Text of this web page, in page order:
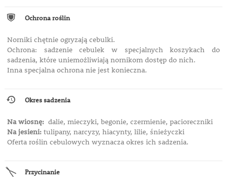
Ochrona roślin
Norniki chętnie ogryzają cebulki.
Ochrona: sadzenie cebulek w specjalnych koszykach do
sadzenia, które uniemożliwiają nornikom dostęp do nich.
Inna specjalna ochrona nie jest konieczna.
Okres sadzenia
Na wiosnę:dalie, mieczyki, begonie, czermienie, pacioreczniki
Na jesieni:tulipany, narcyzy, hiacynty, lilie, śnieżyczki
Oferta roślin cebulowych wyznacza okres ich sadzenia.
Przycinanie